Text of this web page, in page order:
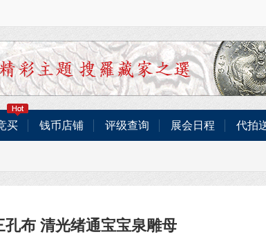
买 钱币店铺 评级查询 展会日程 代拍
布 清光绪通宝宝泉雕母